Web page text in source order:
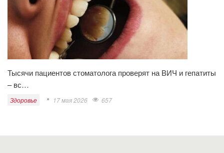
Тысячи пациентов стоматолога проверят на ВИЧ и гепатиты
– вс…
Здоровье 17 мая 2026 657